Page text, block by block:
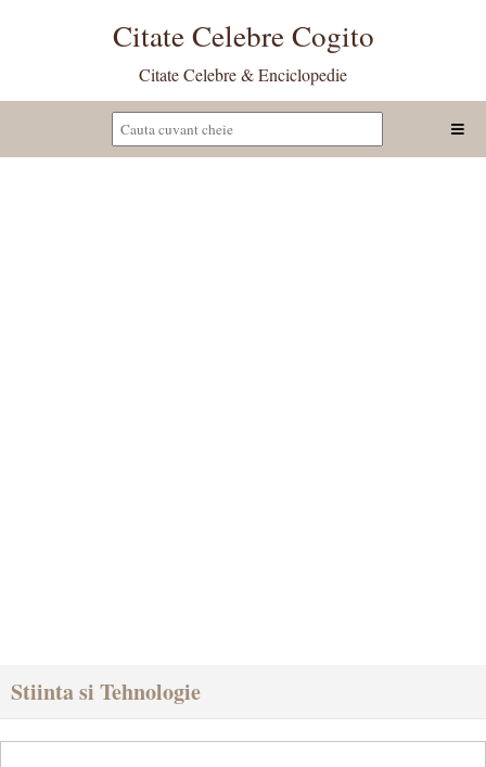
Citate Celebre Cogito
Citate Celebre & Enciclopedie
Stiinta si Tehnologie